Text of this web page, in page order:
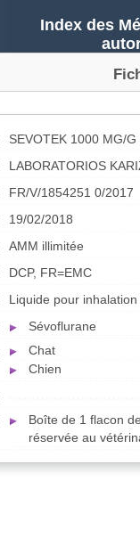
Index des
SEVOTEK 1000 MG/
LABORATORIOS
FR/V/1854251 0/2017
19/02/2018
AMM illimitée
DCP, FR=EMC
Liquide pour
Sévoflurane
Chat
Chien
Boîte de 1 flacon
réservée au